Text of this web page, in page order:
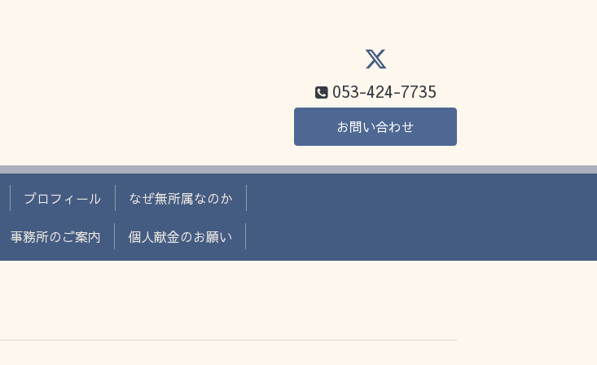
053-424-7735
お問い合わせ
プロフィール なぜ無所属なのか
事務所のご案内 個人献金のお願い